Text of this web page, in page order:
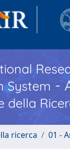
System -
della
ricerca 01 -